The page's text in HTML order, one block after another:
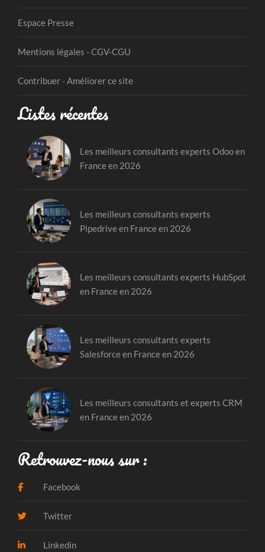
Espace Presse
Mentions légales - CGV-CGU
Contribuer - Améliorer ce site
Listes récentes
Les meilleurs consultants experts Odoo en
France en 2026
Les meilleurs consultants experts
Pipedrive en France en 2026
Les meilleurs consultants experts HubSpot
en France en 2026
Les meilleurs consultants experts
Salesforce en France en 2026
Les meilleurs consultants et experts CRM
en France en 2026
Retrouvez-nous sur :
Facebook
Twitter
Linkedin